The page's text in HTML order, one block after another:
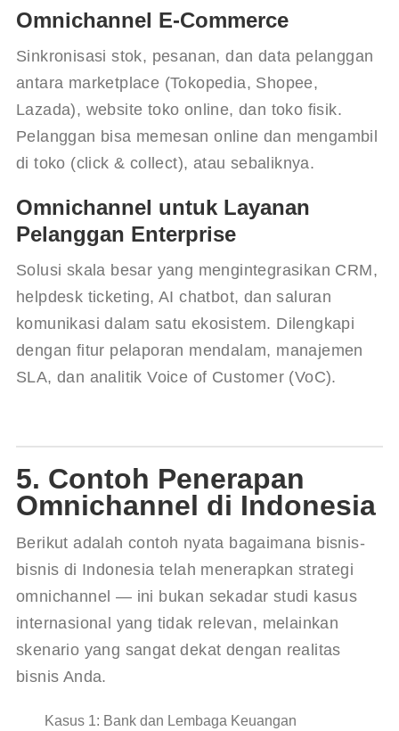
Omnichannel E-Commerce
Sinkronisasi stok, pesanan, dan data pelanggan
antara marketplace (Tokopedia, Shopee,
Lazada), website toko online, dan toko fisik.
Pelanggan bisa memesan online dan mengambil
di toko (click & collect), atau sebaliknya.
Omnichannel untuk Layanan
Pelanggan Enterprise
Solusi skala besar yang mengintegrasikan CRM,
helpdesk ticketing, AI chatbot, dan saluran
komunikasi dalam satu ekosistem. Dilengkapi
dengan fitur pelaporan mendalam, manajemen
SLA, dan analitik Voice of Customer (VoC).
5. Contoh Penerapan
Omnichannel di Indonesia
Berikut adalah contoh nyata bagaimana bisnis-
bisnis di Indonesia telah menerapkan strategi
omnichannel — ini bukan sekadar studi kasus
internasional yang tidak relevan, melainkan
skenario yang sangat dekat dengan realitas
bisnis Anda.
Kasus 1: Bank dan Lembaga Keuangan